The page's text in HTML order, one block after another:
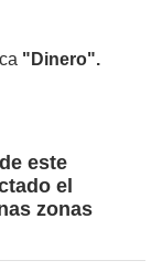
"Dinero".
este
el
zonas